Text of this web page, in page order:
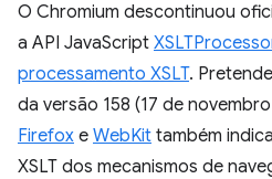
O Chromium descontinuou
a API JavaScript
processamento XSLT.
da versão 158 (17 de
Firefox e WebKit também
XSLT dos mecanismos de